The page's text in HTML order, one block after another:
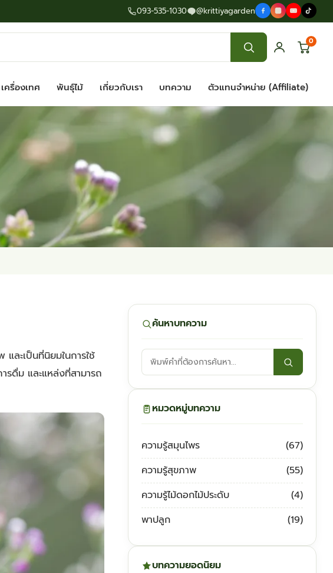
093-535-1030 @krittiyagarden
0
เครื่องเทศ พันธุ์ไม้ เกี่ยวกับเรา บทความ ตัวแทนจำหน่าย (Affiliate)
ละเป็นที่นิยมในการใช้
รดื่ม และแหล่งที่สามารถ
ค้นหาบทความ
ค้นหา
บทความ:
หมวดหมู่บทความ
ความรู้สมุนไพร
(67)
ความรู้สุขภาพ
(55)
ความรู้ไม้ดอกไม้ประดับ
(4)
พาปลูก
(19)
บทความยอดนิยม